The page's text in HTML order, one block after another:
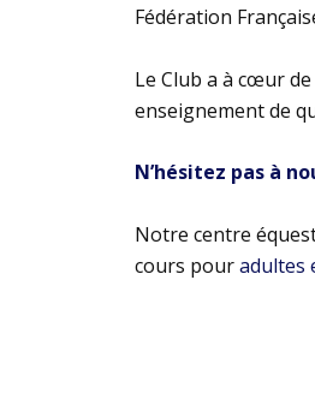
Fédération
Le Club a à cœur
enseignement de
N’hésitez pas à
Notre centre
cours pouradultes